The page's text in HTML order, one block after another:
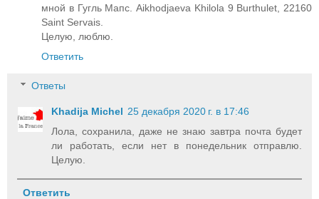
мной в Гугль Мапс. Aikhodjaeva Khilola 9 Burthulet, 22160
Saint Servais.
Целую, люблю.
Ответить
Ответы
Khadija Michel 25 декабря 2020 г. в 17:46
Лола, сохранила, даже не знаю завтра почта будет
ли работать, если нет в понедельник отправлю.
Целую.
Ответить